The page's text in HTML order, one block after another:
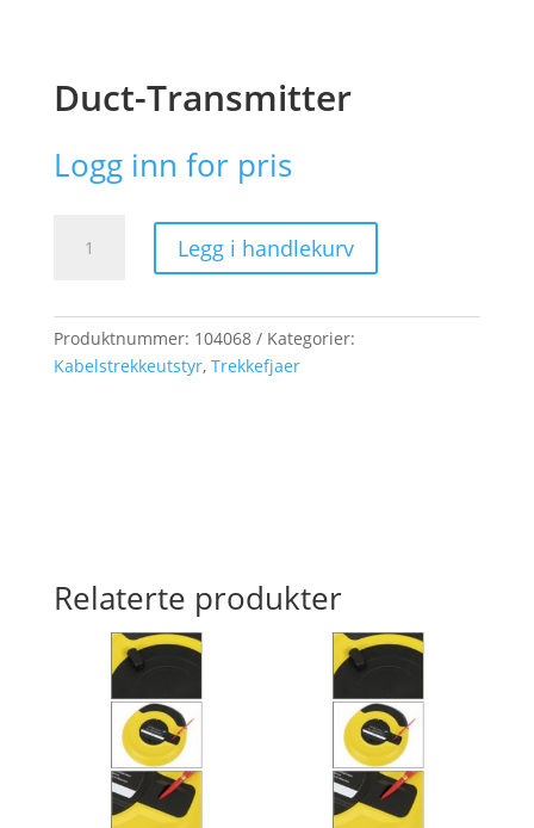
Duct-Transmitter
Logg inn for pris
Transmitter
Legg i handlekurv
Produktnummer: 104068
Kategorier:
Kabelstrekkeutstyr, Trekkefjaer
Relaterte produkter